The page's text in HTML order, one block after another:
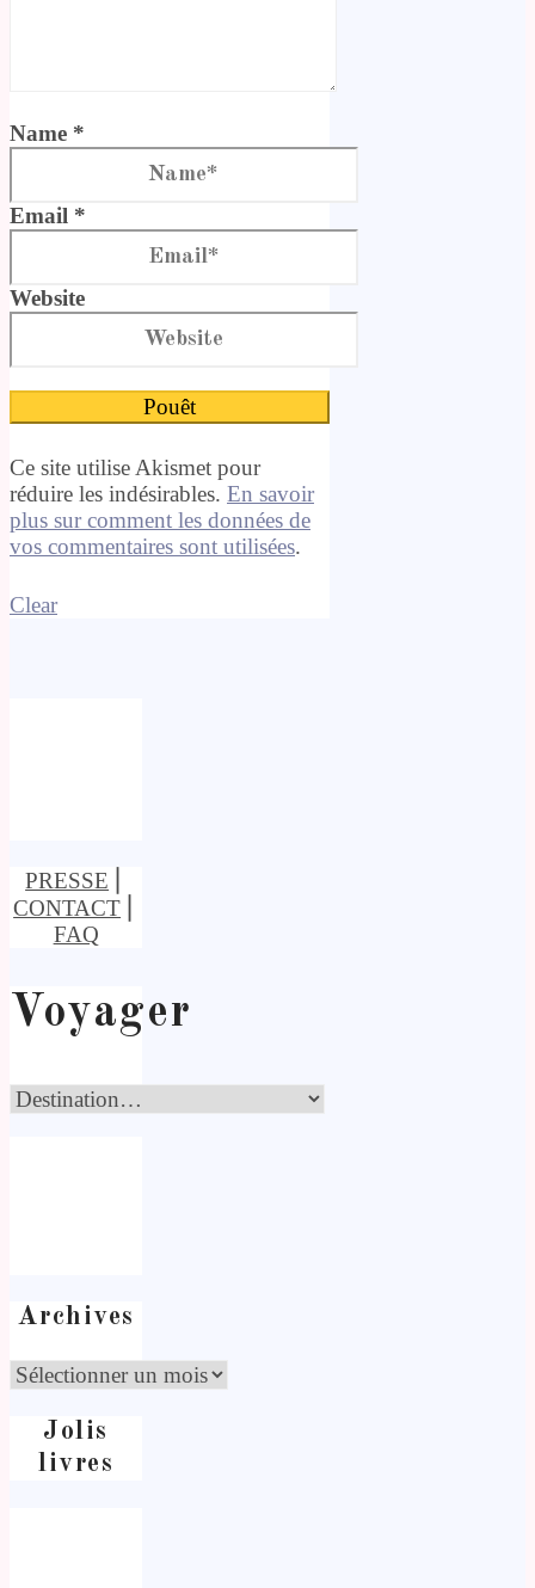
Name *
Email *
Website
Ce site utilise Akismet pour
réduire les indésirables. En savoir
plus sur comment les données de
vos commentaires sont utilisées.
Clear
PRESSE
CONTACT
FAQ
Voyager
Archives
Jolis
livres